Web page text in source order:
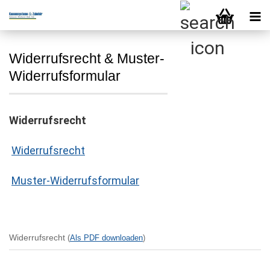
Widerrufsrecht & Muster-
Widerrufsformular
Widerrufsrecht
Widerrufsrecht
Muster-Widerrufsformular
Widerrufsrecht (Als PDF downloaden)